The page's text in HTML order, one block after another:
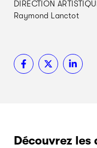
DIRECTION
Raymond Lanctot
Découvrez